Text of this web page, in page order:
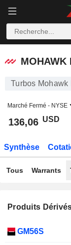
MOHAWK
MOHAWK
Turbos Mohawk
Marché Fermé - NYSE
136,06 USD
Synthèse
Tous Warrants
Produits
GM56S